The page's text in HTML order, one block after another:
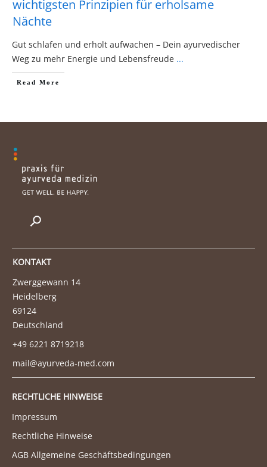
wichtigsten Prinzipien für erholsame
Nächte
Gut schlafen und erholt aufwachen – Dein ayurvedischer
Weg zu mehr Energie und Lebensfreude ...
Read More
KONTAKT
Zwerggewann 14
Heidelberg
69124
Deutschland
+49 6221 8719218
mail@ayurveda-med.com
RECHTLICHE HINWEISE
Impressum
Rechtliche Hinweise
AGB Allgemeine Geschäftsbedingungen